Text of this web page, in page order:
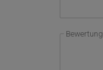
Bewertung